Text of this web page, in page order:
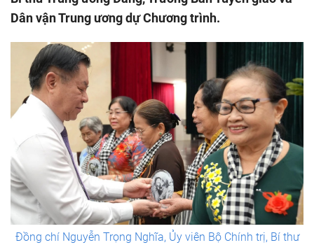
Dân vận Trung ương dự Chương trình.
Đồng chí Nguyễn Trọng Nghĩa, Ủy viên Bộ Chính trị, Bí thư